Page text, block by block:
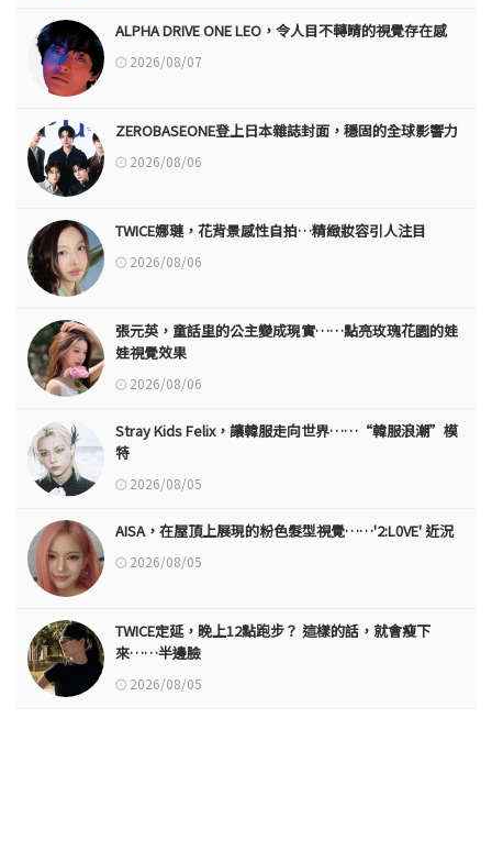
ALPHA DRIVE ONE LEO，令人目不轉睛的視覺存在感
2026/08/07
ZEROBASEONE登上日本雜誌封面，穩固的全球影響力
2026/08/06
TWICE娜璉，花背景感性自拍…精緻妝容引人注目
2026/08/06
張元英，童話里的公主變成現實……點亮玫瑰花園的娃
娃視覺效果
2026/08/06
Stray Kids Felix，讓韓服走向世界……“韓服浪潮”模
特
2026/08/05
AISA，在屋頂上展現的粉色髮型視覺……'2:L0VE' 近況
2026/08/05
TWICE定延，晚上12點跑步？ 這樣的話，就會瘦下
來……半邊臉
2026/08/05